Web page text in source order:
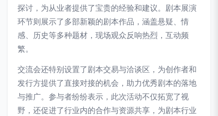
探讨，为从业者提供了宝贵的经验和建议。剧本展演
环节则展示了多部新颖的剧本作品，涵盖悬疑、情
感、历史等多种题材，现场观众反响热烈，互动频
繁。
交流会还特别设置了剧本交易与洽谈区，为创作者和
发行方提供了直接对接的机会，助力优秀剧本的落地
与推广。参与者纷纷表示，此次活动不仅拓宽了视
野，还促进了行业内的合作与资源共享，为剧本行业